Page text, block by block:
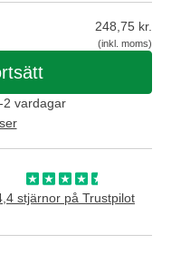
248,75 kr.
(inkl. moms)
vardagar
stjärnor på Trustpilot